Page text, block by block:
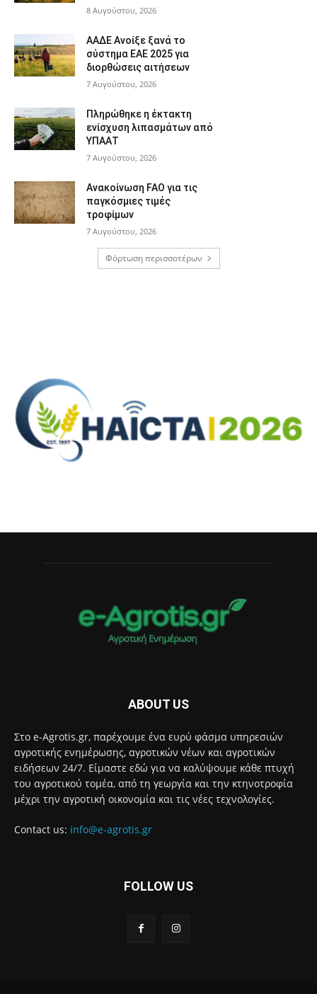
8 Αυγούστου, 2026
ΑΑΔΕ Ανοίξε ξανά το
σύστημα ΕΑΕ 2025 για
διορθώσεις αιτήσεων
7 Αυγούστου, 2026
Πληρώθηκε η έκτακτη
ενίσχυση λιπασμάτων από
ΥΠΑΑΤ
7 Αυγούστου, 2026
Ανακοίνωση FAO για τις
παγκόσμιες τιμές
τροφίμων
7 Αυγούστου, 2026
Φόρτωση περισσοτέρων
ABOUT US
Στο e-Agrotis.gr, παρέχουμε ένα ευρύ φάσμα υπηρεσιών
αγροτικής ενημέρωσης, αγροτικών νέων και αγροτικών
ειδήσεων 24/7. Είμαστε εδώ για να καλύψουμε κάθε πτυχή
του αγροτικού τομέα, από τη γεωργία και την κτηνοτροφία
μέχρι την αγροτική οικονομία και τις νέες τεχνολογίες.
Contact us: info@e-agrotis.gr
FOLLOW US